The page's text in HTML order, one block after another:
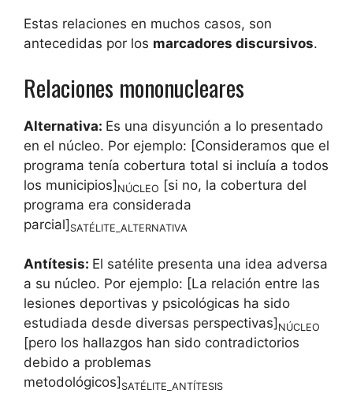
Estas relaciones en muchos casos, son
antecedidas por los marcadores discursivos.
Relaciones mononucleares
Alternativa: Es una disyunción a lo presentado
en el núcleo. Por ejemplo: [Consideramos que el
programa tenía cobertura total si incluía a todos
los municipios]NÚCLEO [si no, la cobertura del
programa era considerada
parcial]SATÉLITE_ALTERNATIVA
Antítesis: El satélite presenta una idea adversa
a su núcleo. Por ejemplo: [La relación entre las
lesiones deportivas y psicológicas ha sido
estudiada desde diversas perspectivas] NÚCLEO
[pero los hallazgos han sido contradictorios
debido a problemas
metodológicos] SATÉLITE_ANTÍTESIS